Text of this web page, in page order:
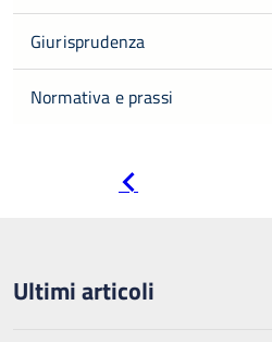
Giurisprudenza
Normativa e prassi
Ultimi articoli